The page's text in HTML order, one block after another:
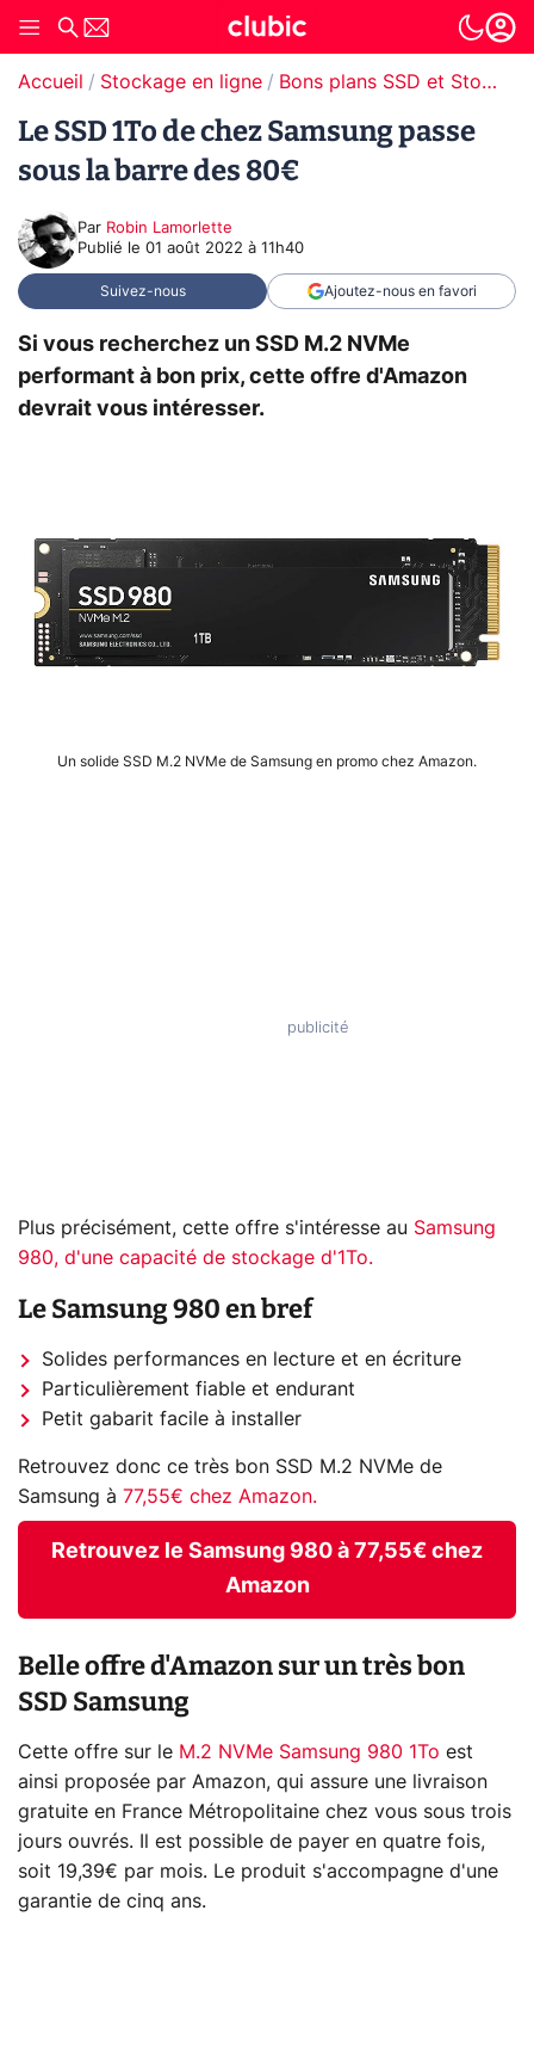
Accueil Stockage en ligne Bons plans SSD et Stockage
Le SSD 1To de chez Samsung passe
sous la barre des 80€
Par Robin Lamorlette
Publié le 01 août 2022 à 11h40
Suivez-nous Ajoutez-nous en favori
Si vous recherchez un SSD M.2 NVMe
performant à bon prix, cette offre d'Amazon
devrait vous intéresser.
Un solide SSD M.2 NVMe de Samsung en promo chez Amazon.
Plus précisément, cette offre s'intéresse au Samsung
980, d'une capacité de stockage d'1To.
Le Samsung 980 en bref
Solides performances en lecture et en écriture
Particulièrement fiable et endurant
Petit gabarit facile à installer
Retrouvez donc ce très bon SSD M.2 NVMe de
Samsung à 77,55€ chez Amazon.
Retrouvez le Samsung 980 à 77,55€ chez
Amazon
Belle offre d'Amazon sur un très bon
SSD Samsung
Cette offre sur le M.2 NVMe Samsung 980 1To est
ainsi proposée par Amazon, qui assure une livraison
gratuite en France Métropolitaine chez vous sous trois
jours ouvrés. Il est possible de payer en quatre fois,
soit 19,39€ par mois. Le produit s'accompagne d'une
garantie de cinq ans.